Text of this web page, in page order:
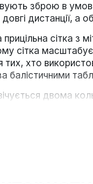
зброю в
дистанції, а
прицільна сітка
сітка
тих, хто
балістичними
двома
яскравість і